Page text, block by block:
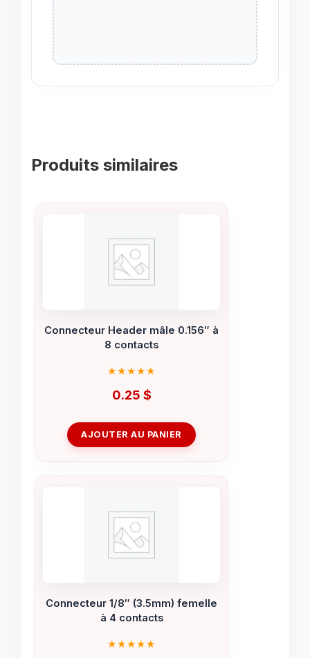
Produits similaires
Connecteur Header mâle 0.156″ à
8 contacts
0.25 $
AJOUTER AU PANIER
Connecteur 1/8″ (3.5mm) femelle
à 4 contacts